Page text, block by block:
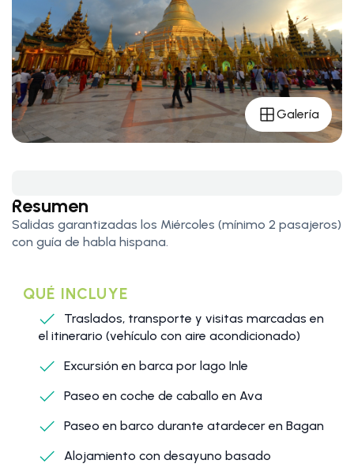
Galería
Resumen
Salidas garantizadas los Miércoles (mínimo 2 pasajeros)
con guía de habla hispana.
QUÉ INCLUYE
Traslados, transporte y visitas marcadas en
el itinerario (vehículo con aire acondicionado)
Excursión en barca por lago Inle
Paseo en coche de caballo en Ava
Paseo en barco durante atardecer en Bagan
Alojamiento con desayuno basado